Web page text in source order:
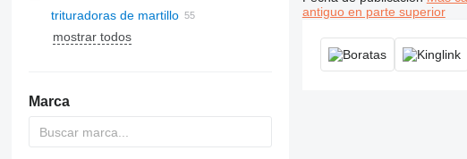
trituradoras de impacto de eje
trituradoras de impacto de eje
molinos de bolas
molinos de micropolvo
trituradoras de martillo
mostrar todos
Marca
antiguo en parte superior